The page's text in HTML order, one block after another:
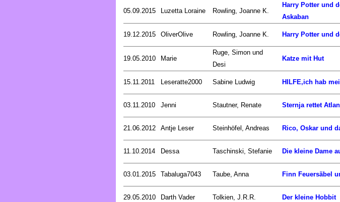
05.09.2015 Luzetta Loraine Rowling, Joanne K.
Harry Potter und
Askaban
19.12.2015 OliverOlive Rowling, Joanne K. Harry Potter und
19.05.2010 Marie
Ruge, Simon und
Desi
Katze mit Hut
15.11.2011 Leseratte2000 Sabine Ludwig HILFE,ich hab
03.11.2010 Jenni Stautner, Renate Sternja rettet
21.06.2012 Antje Leser Steinhöfel, Andreas Rico, Oskar und
11.10.2014 Dessa Taschinski, Stefanie Die kleine Dame
03.01.2015 Tabaluga7043 Taube, Anna Finn Feuersäbel
29.05.2010 Darth Vader Tolkien, J.R.R. Der kleine Hobbit